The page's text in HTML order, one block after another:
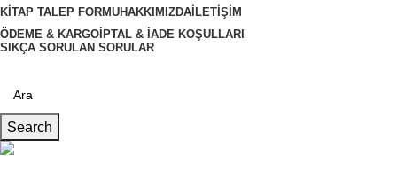
KITAP TALEP FORMUHAKKIMIZDA İLETIŞIM
ÖDEME & KARGO İPTAL & İADE KOŞULLARI
SIKÇA SORULAN SORULAR
Search